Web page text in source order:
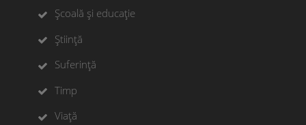
Școală și educație
Știință
Suferință
Timp
Viață